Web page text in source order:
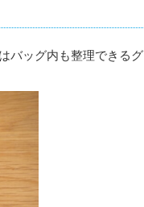
バッグ内も整理できるグ